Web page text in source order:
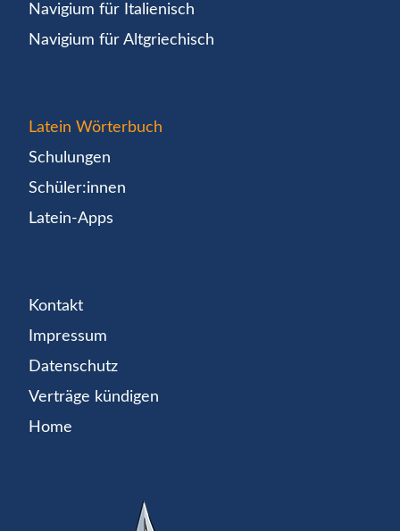
Navigium für Italienisch
Navigium für Altgriechisch
Latein Wörterbuch
Schulungen
Schüler:innen
Latein-Apps
Kontakt
Impressum
Datenschutz
Verträge kündigen
Home